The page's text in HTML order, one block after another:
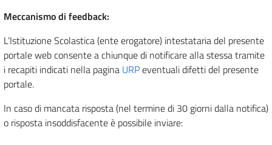
Meccanismo di feedback:
L’Istituzione Scolastica (ente erogatore) intestataria del presente
portale web consente a chiunque di notificare alla stessa tramite
i recapiti indicati nella pagina URPeventuali difetti del presente
portale.
In caso di mancata risposta (nel termine di 30 giorni dalla notifica)
o risposta insoddisfacente è possibile inviare: